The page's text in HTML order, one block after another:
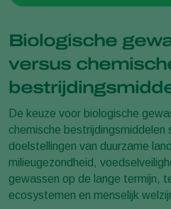
Biologische
versus
De keuze voor biologische
chemische bestrijdingsmiddelen
doelstellingen van duurzame
milieugezondheid,
gewassen op de lange termijn,
ecosystemen en menselijk